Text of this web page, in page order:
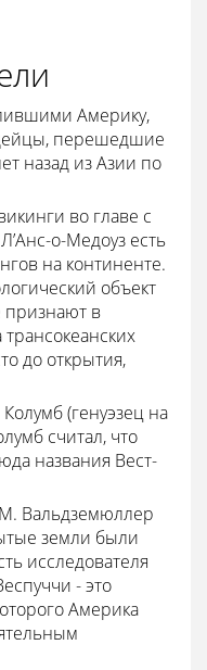
Америку,
перешедшие
назад из Азии по
во главе с
о-Медоуз есть
на континенте.
объект
признают в
трансокеанских
до открытия,
(генуэзец на
считал, что
названия Вест-
М. Вальдземюллер
земли были
исследователя
- это
Америка